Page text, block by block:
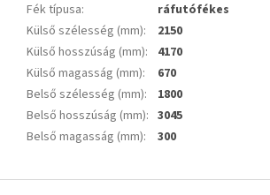
Fék típusa:
ráfutófékes
Külső szélesség (mm):
2150
Külső hosszúság (mm):
4170
Külső magasság (mm):
670
Belső szélesség (mm):
1800
Belső hosszúság (mm): 3045
Belső magasság (mm): 300